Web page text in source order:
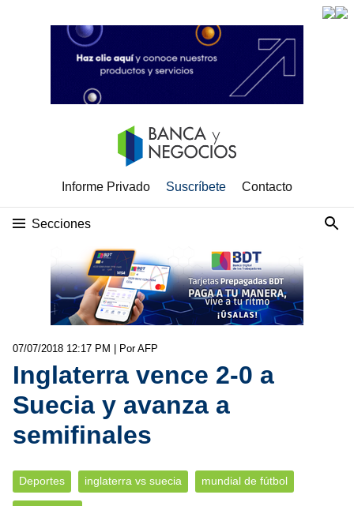
Informe Privado Suscríbete Contacto
Secciones
07/07/2018 12:17 PM | Por AFP
Inglaterra vence 2-0 a
Suecia y avanza a
semifinales
Deportes inglaterra vs suecia mundial de fútbol